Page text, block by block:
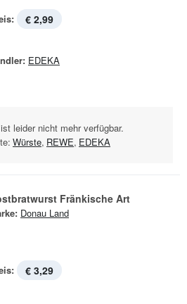
€ 2,99
EDEKA
leider nicht mehr verfügbar.
Würste, REWE, EDEKA
Fränkische Art
Donau Land
€ 3,29